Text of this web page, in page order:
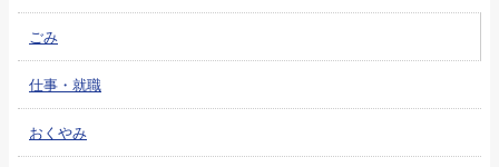
ごみ
仕事・就職
おくやみ